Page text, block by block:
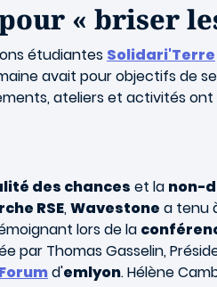
« briser
étudiantes Solidari'Terre
avait pour objectifs de
ateliers et activités
des chances et la non-
RSE,Wavestone a tenu
lors de la
par Thomas Gasselin,
Forumd'emlyon. Hélène